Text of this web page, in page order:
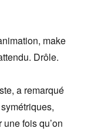
make
Drôle.
a remarqué
fois qu’on